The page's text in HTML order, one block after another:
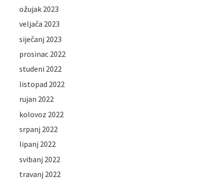
ožujak 2023
veljača 2023
siječanj 2023
prosinac 2022
studeni 2022
listopad 2022
rujan 2022
kolovoz 2022
srpanj 2022
lipanj 2022
svibanj 2022
travanj 2022